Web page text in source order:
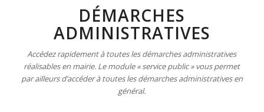
DÉMARCHES
ADMINISTRATIVES
Accédez rapidement à toutes les démarches administratives
réalisables en mairie. Le module « service public » vous permet
par ailleurs d’accéder à toutes les démarches administratives en
général.